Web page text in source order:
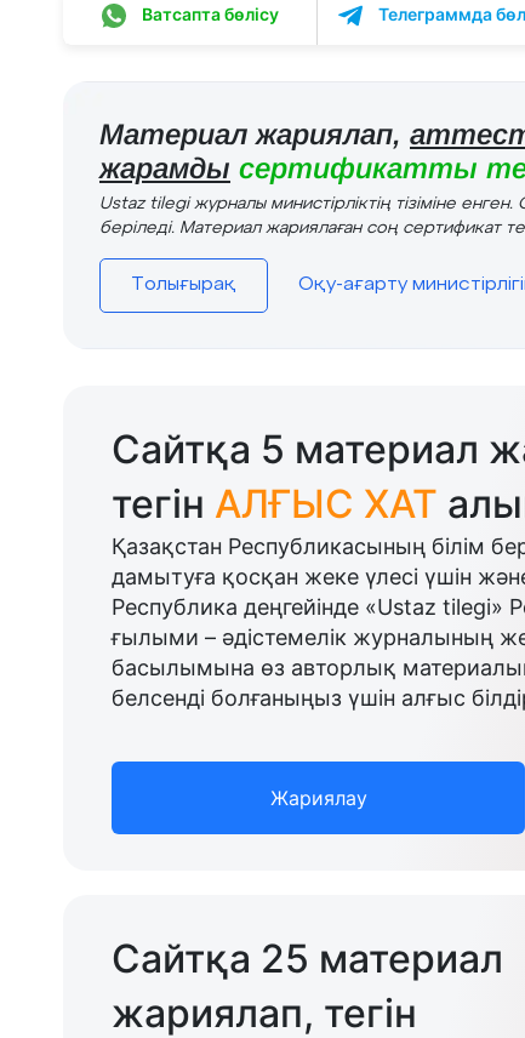
Ватсапта бөлісу Телеграммда
Материал жариялап,
жарамды сертификатты
Ustaz tilegi журналы министірліктің тізіміне
беріледі. Материал жариялаған соң сертификат
Толығырақ Оқу-ағарту
Сайтқа 5 материал
тегін АЛҒЫС ХАТ
Қазақстан Республикасының білім
дамытуға қосқан жеке үлесі үшін
Республика деңгейінде «Ustaz tilegi»
ғылыми – әдістемелік журналының
басылымына өз авторлық
белсенді болғаныңыз үшін алғыс
Жариялау
Сайтқа 25 материал
жариялап, тегін